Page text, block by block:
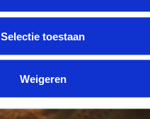
Selectie toestaan
Weigeren